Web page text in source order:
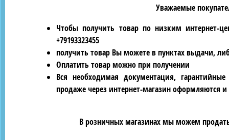
Уважаемые
Чтобы получить товар по низким интернет-
+79193323455
получить товар Вы можете в пунктах выдачи,
Оплатить товар можно при получении
Вся необходимая документация,
продаже через интернет-магазин оформляются
В розничных магазинах мы можем